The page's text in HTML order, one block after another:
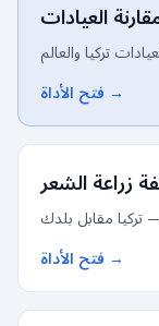
العيادات
فتح الأداة →
زراعة الشعر
فتح الأداة →